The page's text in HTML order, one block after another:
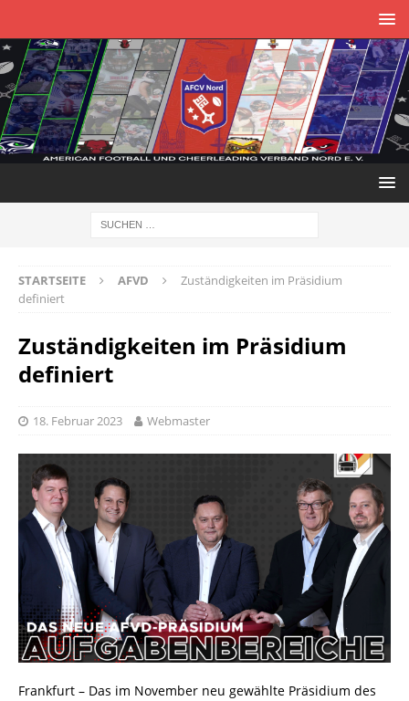
STARTSEITE AFVD
Zuständigkeiten im Präsidium
definiert
Zuständigkeiten im Präsidium
definiert
18. Februar 2023 Webmaster
Frankfurt – Das im November neu gewählte Präsidium des